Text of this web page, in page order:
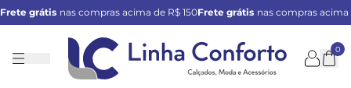
Frete grátis nas compras acima de R$ 150Frete grátis nas compras acima
Linha
0